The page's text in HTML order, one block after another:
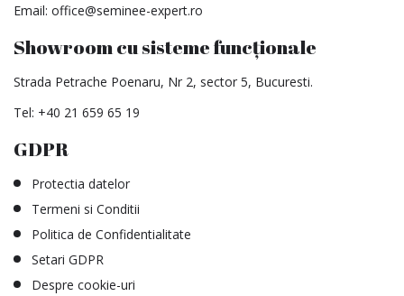
Email: office@seminee-expert.ro
Showroom cu sisteme funcționale
Strada Petrache Poenaru, Nr 2, sector 5, Bucuresti.
Tel: +40 21 659 65 19
GDPR
Protectia datelor
Termeni si Conditii
Politica de Confidentialitate
Setari GDPR
Despre cookie-uri